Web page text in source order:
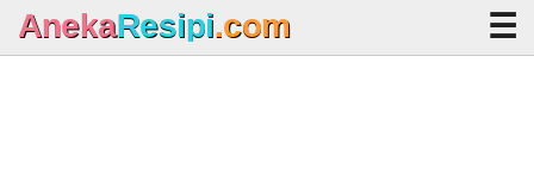
AnekaResipi.com